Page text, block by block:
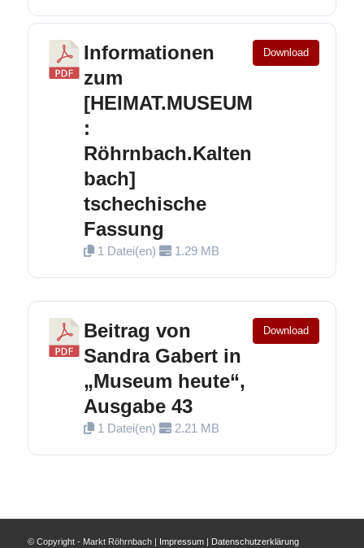
Informationen
zum
[HEIMAT.MUSEUM
:
Röhrnbach.Kalten
bach]
tschechische
Fassung
1 Datei(en) 1.29 MB
Download
Beitrag von
Sandra Gabert in
„Museum heute“,
Ausgabe 43
1 Datei(en) 2.21 MB
Download
© Copyright - Markt Röhrnbach | Impressum| Datenschutzerklärung